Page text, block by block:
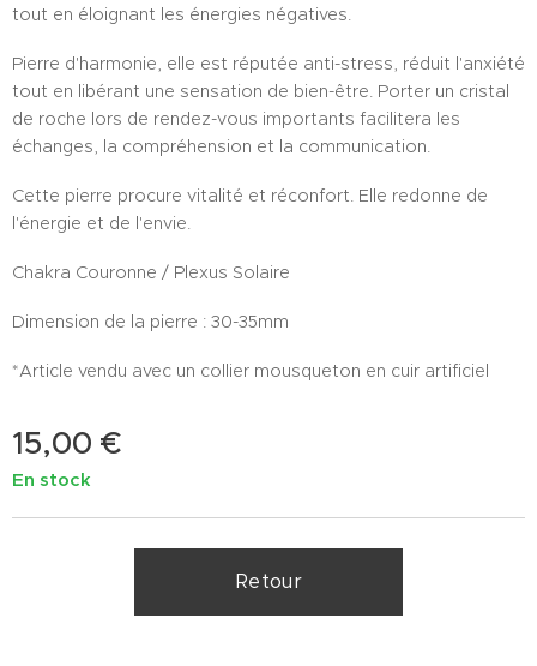
tout en éloignant les énergies négatives.
Pierre d'harmonie, elle est réputée anti-stress, réduit l'anxiété
tout en libérant une sensation de bien-être. Porter un cristal
de roche lors de rendez-vous importants facilitera les
échanges, la compréhension et la communication.
Cette pierre procure vitalité et réconfort. Elle redonne de
l'énergie et de l'envie.
Chakra Couronne / Plexus Solaire
Dimension de la pierre : 30-35mm
*Article vendu avec un collier mousqueton en cuir artificiel
15,00 €
En stock
Retour